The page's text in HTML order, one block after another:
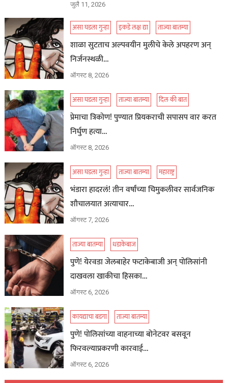
जुलै 11, 2026
असा घडला गुन्हा इकडे लक्ष द्या ताज्या बातम्या
शाळा सुटताच अल्पवयीन मुलीचे केले अपहरण अन्
निर्जनस्थळी…
ऑगस्ट 8, 2026
असा घडला गुन्हा ताज्या बातम्या दिल की बात
प्रेमाचा त्रिकोण! पुण्यात प्रियकराची सपासप वार करत
निर्घुण हत्या…
ऑगस्ट 8, 2026
असा घडला गुन्हा ताज्या बातम्या महाराष्ट्र
भंडारा हादरलं! तीन वर्षांच्या चिमुकलीवर सार्वजनिक
शौचालयात अत्याचार…
ऑगस्ट 7, 2026
ताज्या बातम्या धडाकेबाज
पुणे! येरवडा जेलबाहेर फटाकेबाजी अन् पोलिसांनी
दाखवला खाकीचा हिसका…
ऑगस्ट 6, 2026
कायद्याचा बडगा ताज्या बातम्या
पुणे! पोलिसांच्या वाहनाच्या बोनेटवर बसवून
फिरवल्याप्रकरणी कारवाई…
ऑगस्ट 6, 2026